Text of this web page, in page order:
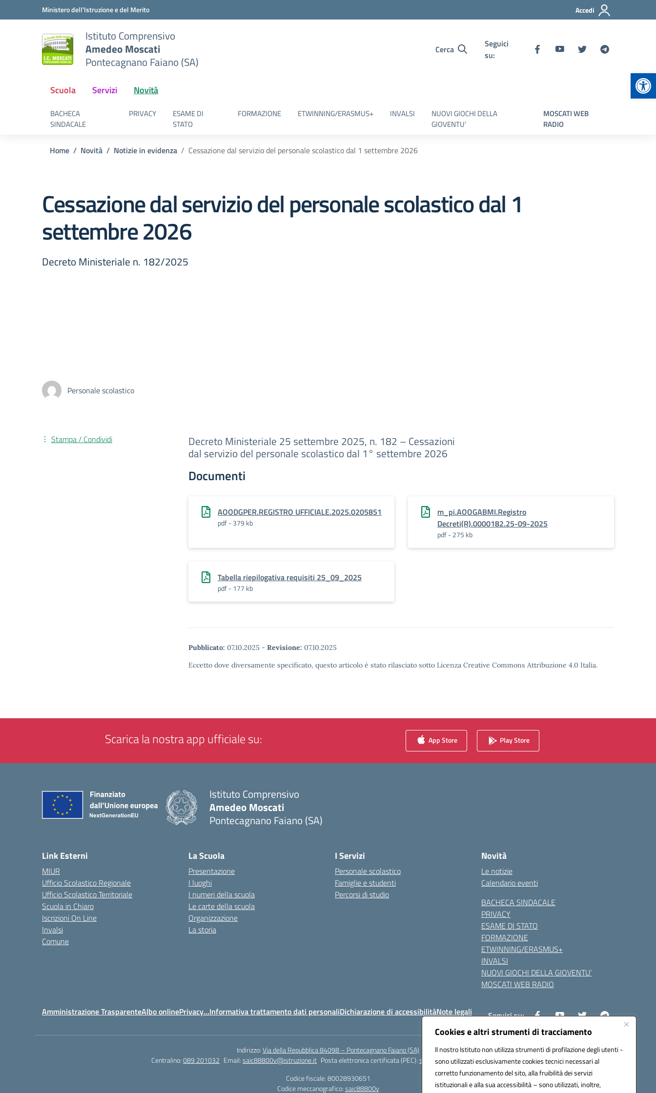
Cookies e altri strumenti di tracciamento
Il nostro Istituto non utilizza strumenti di profilazione degli utenti -
sono utilizzati esclusivamente cookies tecnici necessari al
corretto funzionamento del sito, alla fruibilità dei servizi
istituzionali e alla sua accessibilità – sono utilizzati, inoltre,
Vai ai contenuti
Vai al menu di navigazioneMinistero dell'Istruzione e del Merito Accedi
Istituto Comprensivo
Amedeo Moscati
Pontecagnano Faiano (SA)
Cerca
Seguici
su:
Scuola Servizi Novità
BACHECA
SINDACALE
PRIVACY
ESAME DI
STATO
FORMAZIONE ETWINNING/ERASMUS+ INVALSI
NUOVI GIOCHI DELLA
GIOVENTU’
MOSCATI WEB
RADIO
Home Novità Notizie in evidenza Cessazione dal servizio del personale scolastico dal 1 settembre 2026
Cessazione dal servizio del personale scolastico dal 1
settembre 2026
Decreto Ministeriale n. 182/2025
Personale scolastico
Decreto Ministeriale 25 settembre 2025, n. 182 – Cessazioni
dal servizio del personale scolastico dal 1° settembre 2026
Documenti
AOODGPER.REGISTRO UFFICIALE.2025.0205851
pdf - 379 kb
m_pi.AOOGABMI.Registro
Decreti(R).0000182.25-09-2025
pdf - 275 kb
Tabella riepilogativa requisiti 25_09_2025
pdf - 177 kb
Pubblicato: 07.10.2025 - Revisione: 07.10.2025
Eccetto dove diversamente specificato, questo articolo è stato rilasciato sotto Licenza Creative Commons Attribuzione 4.0 Italia.
Stampa / Condividi
Scarica la nostra app ufficiale su: App Store Play Store
Istituto Comprensivo
Amedeo Moscati
Pontecagnano Faiano (SA)
Link Esterni
MIUR
Ufficio Scolastico Regionale
Ufficio Scolastico Territoriale
Scuola in Chiaro
Iscrizioni On Line
Invalsi
Comune
La Scuola
Presentazione
I luoghi
I numeri della scuola
Le carte della scuola
Organizzazione
La storia
I Servizi
Personale scolastico
Famiglie e studenti
Percorsi di studio
Novità
Le notizie
Calendario eventi
BACHECA SINDACALE
PRIVACY
ESAME DI STATO
FORMAZIONE
ETWINNING/ERASMUS+
INVALSI
NUOVI GIOCHI DELLA GIOVENTU’
MOSCATI WEB RADIO
Amministrazione TrasparenteAlbo onlinePrivacy…Informativa trattamento dati personaliDichiarazione di accessibilitàNote legali Seguici su:
Indirizzo:Via della Repubblica 84098 – Pontecagnano Faiano (SA)
Centralino:089 201032 Email:saic88800v@istruzione.it Posta elettronica certificata (PEC):saic88800v@pec.istruzione.it
Codice fiscale: 80028930651
Codice meccanografico:saic88800v